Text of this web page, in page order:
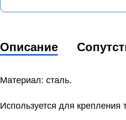
Описание
Материал: сталь.
Используется для